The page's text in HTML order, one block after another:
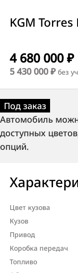
KGM
4 680 000 ₽
5 430 000 ₽ без
Под заказ
Автомобиль
доступных
опций.
Цвет кузова
Кузов
Привод
Коробка передач
Топливо